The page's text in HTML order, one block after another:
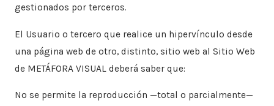
gestionados por terceros.
El Usuario o tercero que realice un hipervínculo desde
una página web de otro, distinto, sitio web al Sitio Web
de METÁFORA VISUAL deberá saber que:
No se permite la reproducción —total o parcialmente—